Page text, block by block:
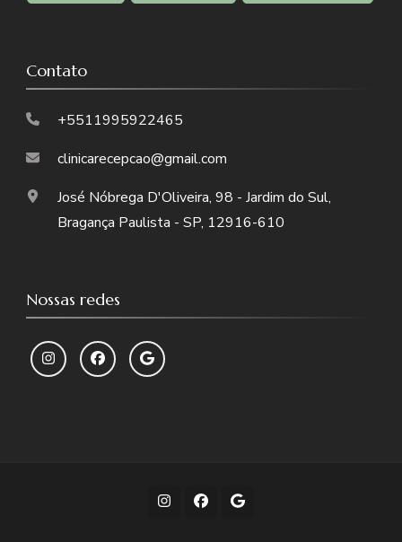
Contato
+5511995922465
clinicarecepcao@gmail.com
José Nóbrega D'Oliveira, 98 - Jardim do Sul,
Bragança Paulista - SP, 12916-610
Nossas redes